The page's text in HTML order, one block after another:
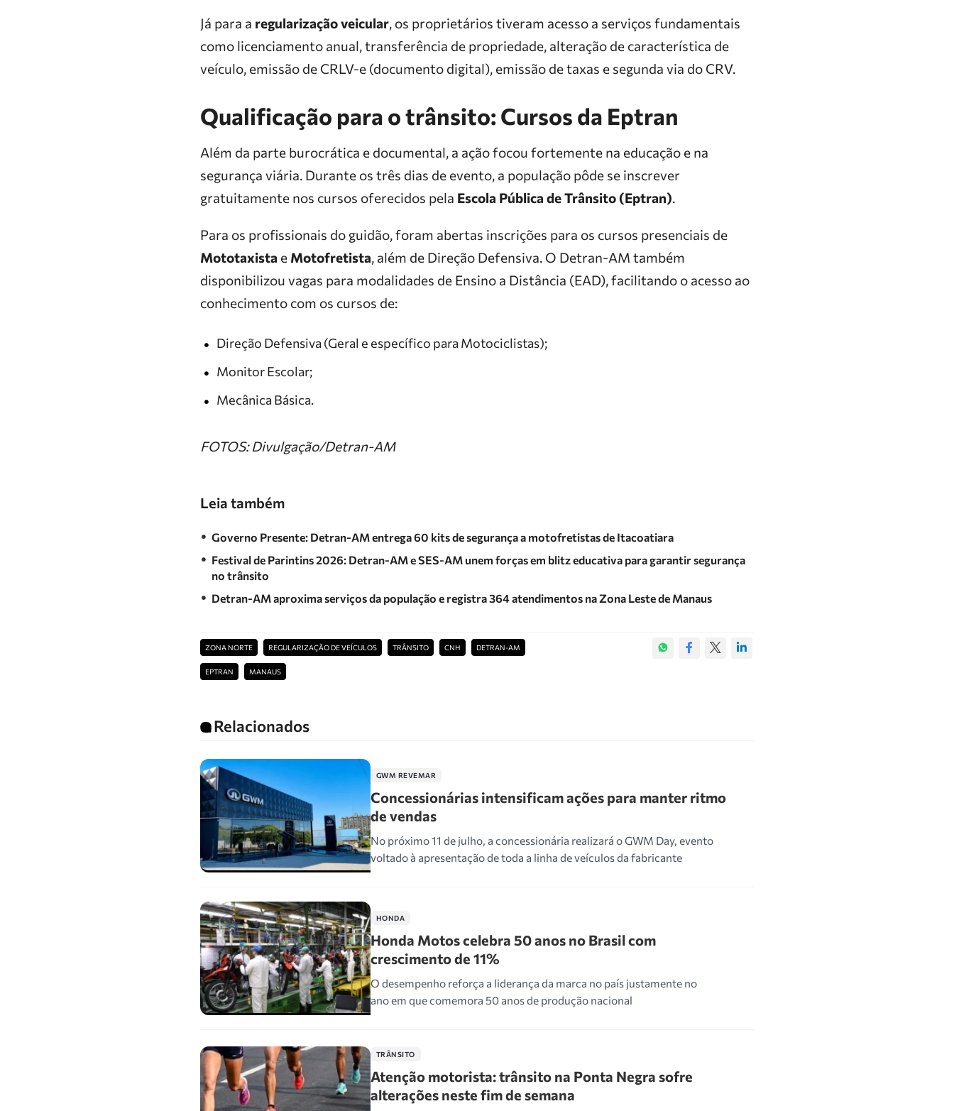
Já para a regularização veicular, os proprietários tiveram acesso a serviços fundamentais
como licenciamento anual, transferência de propriedade, alteração de característica de
veículo, emissão de CRLV-e (documento digital), emissão de taxas e segunda via do CRV.
Qualificação para o trânsito: Cursos da Eptran
Além da parte burocrática e documental, a ação focou fortemente na educação e na
segurança viária. Durante os três dias de evento, a população pôde se inscrever
gratuitamente nos cursos oferecidos pela Escola Pública de Trânsito (Eptran).
Para os profissionais do guidão, foram abertas inscrições para os cursos presenciais de
Mototaxista e Motofretista, além de Direção Defensiva. O Detran-AM também
disponibilizou vagas para modalidades de Ensino a Distância (EAD), facilitando o acesso ao
conhecimento com os cursos de:
Direção Defensiva (Geral e específico para Motociclistas);
Monitor Escolar;
Mecânica Básica.
FOTOS: Divulgação/Detran-AM
Leia também
Governo Presente: Detran-AM entrega 60 kits de segurança a motofretistas de Itacoatiara
Festival de Parintins 2026: Detran-AM e SES-AM unem forças em blitz educativa para garantir segurança
no trânsito
Detran-AM aproxima serviços da população e registra 364 atendimentos na Zona Leste de Manaus
ZONA NORTE REGULARIZAÇÃO DE VEÍCULOS TRÂNSITO CNH DETRAN-AM
EPTRAN MANAUS
Relacionados
GWM REVEMAR
Concessionárias intensificam ações para manter ritmo
de vendas
No próximo 11 de julho, a concessionária realizará o GWM Day, evento
voltado à apresentação de toda a linha de veículos da fabricante
HONDA
Honda Motos celebra 50 anos no Brasil com
crescimento de 11%
O desempenho reforça a liderança da marca no país justamente no
ano em que comemora 50 anos de produção nacional
TRÂNSITO
Atenção motorista: trânsito na Ponta Negra sofre
alterações neste fim de semana